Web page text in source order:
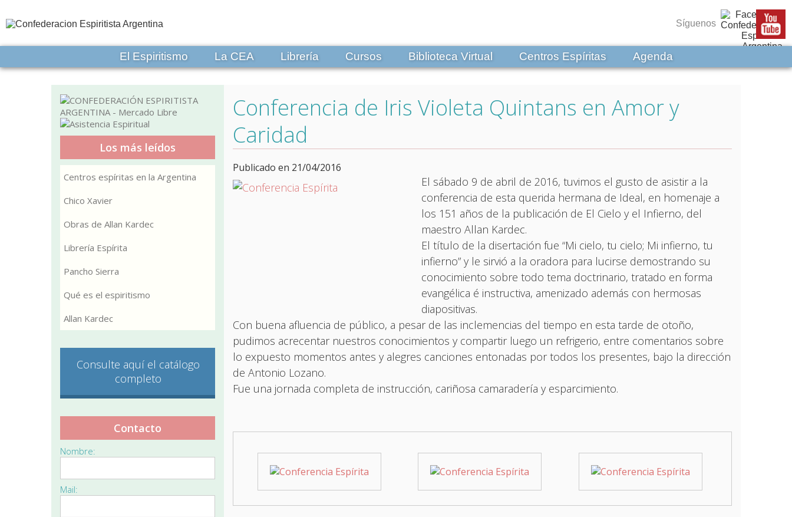
Síguenos
El Espiritismo La CEA Librería Cursos Biblioteca Virtual Centros Espíritas Agenda
Conferencia de Iris Violeta Quintans en Amor y
Caridad
Publicado en 21/04/2016
El sábado 9 de abril de 2016, tuvimos el gusto de asistir a la
conferencia de esta querida hermana de Ideal, en homenaje a
los 151 años de la publicación de El Cielo y el Infierno, del
maestro Allan Kardec.
El título de la disertación fue “Mi cielo, tu cielo; Mi infierno, tu
infierno” y le sirvió a la oradora para lucirse demostrando su
conocimiento sobre todo tema doctrinario, tratado en forma
evangélica é instructiva, amenizado además con hermosas
diapositivas.
Con buena afluencia de público, a pesar de las inclemencias del tiempo en esta tarde de otoño,
pudimos acrecentar nuestros conocimientos y compartir luego un refrigerio, entre comentarios sobre
lo expuesto momentos antes y alegres canciones entonadas por todos los presentes, bajo la dirección
de Antonio Lozano.
Fue una jornada completa de instrucción, cariñosa camaradería y esparcimiento.
Los más leídos
Centros espíritas en la Argentina
Chico Xavier
Obras de Allan Kardec
Librería Espírita
Pancho Sierra
Qué es el espiritismo
Allan Kardec
Consulte aquí el catálogo
completo
Contacto
Nombre:
Mail: